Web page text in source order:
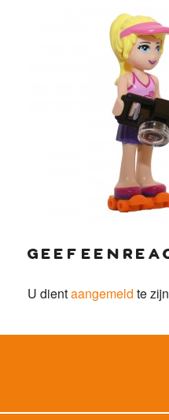
geef een
U dientaangemeld te